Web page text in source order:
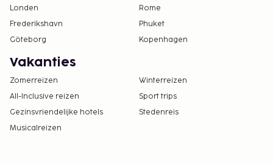
Londen
Rome
Frederikshavn
Phuket
Göteborg
Kopenhagen
Vakanties
Zomerreizen
Winterreizen
All-Inclusive reizen
Sport trips
Gezinsvriendelijke hotels
Stedenreis
Musicalreizen